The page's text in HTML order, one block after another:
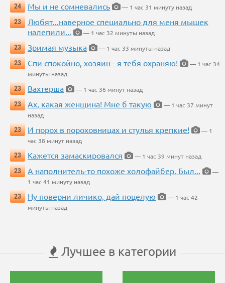
24 Мы и не сомневались
— 1 час 31 минуту назад
23
Любят...наверное специально для меня мышек
налепили...
— 1 час 32 минуты назад
23
Зримая музыка
— 1 час 33 минуты назад
23
Спи спокойно, хозяин - я тебя охраняю!
— 1 час 34
минуты назад
23
Вахтерша
— 1 час 36 минут назад
23
Ах, какая женщина! Мне б такую
— 1 час 37 минут
назад
23
И порох в пороховницах и стулья крепкие!
— 1
час 38 минут назад
23
Кажется замаскировался
— 1 час 39 минут назад
23
А наполнитель-то похоже холофайбер. Был...
—
1 час 41 минуту назад
23
Ну поверни личико, дай поцелую
— 1 час 42
минуты назад
Лучшее в категории